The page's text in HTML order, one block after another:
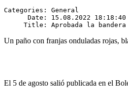
Categories: General
      Date: 15.08.2022 18:18:40
Un paño con franjas onduladas rojas,
El 5 de agosto salió publicada en el